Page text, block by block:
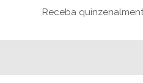
Receba